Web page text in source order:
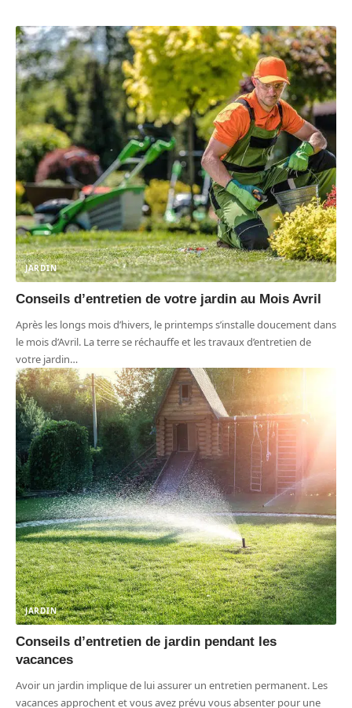
JARDIN
Conseils d’entretien de votre jardin au Mois Avril
Après les longs mois d’hivers, le printemps s’installe doucement dans
le mois d’Avril. La terre se réchauffe et les travaux d’entretien de
votre jardin…
JARDIN
Conseils d’entretien de jardin pendant les
vacances
Avoir un jardin implique de lui assurer un entretien permanent. Les
vacances approchent et vous avez prévu vous absenter pour une